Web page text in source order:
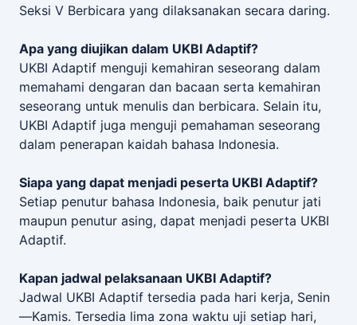
Seksi V Berbicara yang dilaksanakan secara daring.
Apa yang diujikan dalam UKBI Adaptif?
UKBI Adaptif menguji kemahiran seseorang dalam
memahami dengaran dan bacaan serta kemahiran
seseorang untuk menulis dan berbicara. Selain itu,
UKBI Adaptif juga menguji pemahaman seseorang
dalam penerapan kaidah bahasa Indonesia.
Siapa yang dapat menjadi peserta UKBI Adaptif?
Setiap penutur bahasa Indonesia, baik penutur jati
maupun penutur asing, dapat menjadi peserta UKBI
Adaptif.
Kapan jadwal pelaksanaan UKBI Adaptif?
Jadwal UKBI Adaptif tersedia pada hari kerja, Senin
—Kamis. Tersedia lima zona waktu uji setiap hari,